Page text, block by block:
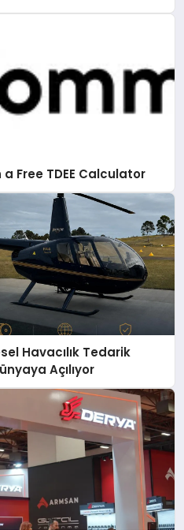
Free TDEE Calculator
Havacılık Tedarik
Açılıyor